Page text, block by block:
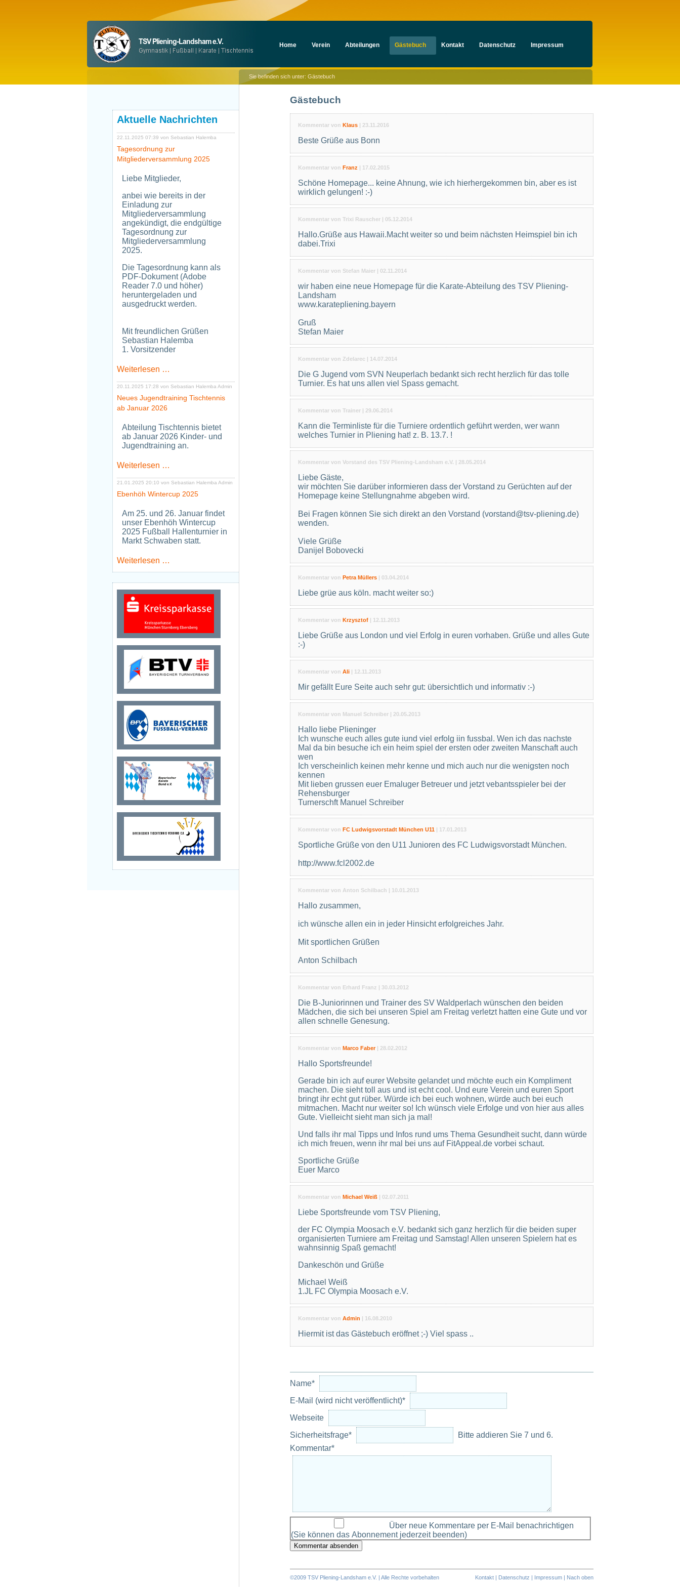
überspringen
Home Verein Abteilungen Gästebuch Kontakt Datenschutz Impressum
Sie befinden sich unter: Gästebuch
Aktuelle Nachrichten
22.11.2025 07:39 von Sebastian Halemba
Tagesordnung zur
Mitgliederversammlung 2025
Liebe Mitglieder,
anbei wie bereits in der
Einladung zur
Mitgliederversammlung
angekündigt, die endgültige
Tagesordnung zur
Mitgliederversammlung
2025.
Die Tagesordnung kann als
PDF-Dokument (Adobe
Reader 7.0 und höher)
heruntergeladen und
ausgedruckt werden.
Mit freundlichen Grüßen
Sebastian Halemba
1. Vorsitzender
Weiterlesen …
Mitgliederversammlung
2025
20.11.2025 17:28 von Sebastian Halemba Admin
Neues Jugendtraining Tischtennis
ab Januar 2026
Abteilung Tischtennis bietet
ab Januar 2026 Kinder- und
Jugendtraining an.
Weiterlesen …
Tischtennis
ab
2026
21.01.2025 20:10 von Sebastian Halemba Admin
Ebenhöh Wintercup 2025
Am 25. und 26. Januar findet
unser Ebenhöh Wintercup
2025 Fußball Hallenturnier in
Markt Schwaben statt.
Weiterlesen …
Gästebuch
Kommentar von Klaus | 23.11.2016
Beste Grüße aus Bonn
Kommentar von Franz | 17.02.2015
Schöne Homepage... keine Ahnung, wie ich hierhergekommen bin, aber es ist
wirklich gelungen! :-)
Kommentar von Trixi Rauscher | 05.12.2014
Hallo.Grüße aus Hawaii.Macht weiter so und beim nächsten Heimspiel bin ich
dabei.Trixi
Kommentar von Stefan Maier | 02.11.2014
wir haben eine neue Homepage für die Karate-Abteilung des TSV Pliening-
Landsham
www.karatepliening.bayern
Gruß
Stefan Maier
Kommentar von Zdelarec | 14.07.2014
Die G Jugend vom SVN Neuperlach bedankt sich recht herzlich für das tolle
Turnier. Es hat uns allen viel Spass gemacht.
Kommentar von Trainer | 29.06.2014
Kann die Terminliste für die Turniere ordentlich geführt werden, wer wann
welches Turnier in Pliening hat! z. B. 13.7. !
Kommentar von Vorstand des TSV Pliening-Landsham e.V. | 28.05.2014
Liebe Gäste,
wir möchten Sie darüber informieren dass der Vorstand zu Gerüchten auf der
Homepage keine Stellungnahme abgeben wird.
Bei Fragen können Sie sich direkt an den Vorstand (vorstand@tsv-pliening.de)
wenden.
Viele Grüße
Danijel Bobovecki
Kommentar von Petra Müllers | 03.04.2014
Liebe grüe aus köln. macht weiter so:)
Kommentar von Krzysztof | 12.11.2013
Liebe Grüße aus London und viel Erfolg in euren vorhaben. Grüße und alles Gute
:-)
Kommentar von Ali | 12.11.2013
Mir gefällt Eure Seite auch sehr gut: übersichtlich und informativ :-)
Kommentar von Manuel Schreiber | 20.05.2013
Hallo liebe Plieninger
Ich wunsche euch alles gute iund viel erfolg iin fussbal. Wen ich das nachste
Mal da bin besuche ich ein heim spiel der ersten oder zweiten Manschaft auch
wen
Ich verscheinlich keinen mehr kenne und mich auch nur die wenigsten noch
kennen
Mit lieben grussen euer Emaluger Betreuer und jetzt vebantsspieler bei der
Rehensburger
Turnerschft Manuel Schreiber
Kommentar von FC Ludwigsvorstadt München U11 | 17.01.2013
Sportliche Grüße von den U11 Junioren des FC Ludwigsvorstadt München.
http://www.fcl2002.de
Kommentar von Anton Schilbach | 10.01.2013
Hallo zusammen,
ich wünsche allen ein in jeder Hinsicht erfolgreiches Jahr.
Mit sportlichen Grüßen
Anton Schilbach
Kommentar von Erhard Franz | 30.03.2012
Die B-Juniorinnen und Trainer des SV Waldperlach wünschen den beiden
Mädchen, die sich bei unseren Spiel am Freitag verletzt hatten eine Gute und vor
allen schnelle Genesung.
Kommentar von Marco Faber| 28.02.2012
Hallo Sportsfreunde!
Gerade bin ich auf eurer Website gelandet und möchte euch ein Kompliment
machen. Die sieht toll aus und ist echt cool. Und eure Verein und euren Sport
bringt ihr echt gut rüber. Würde ich bei euch wohnen, würde auch bei euch
mitmachen. Macht nur weiter so! Ich wünsch viele Erfolge und von hier aus alles
Gute. Vielleicht sieht man sich ja mal!
Und falls ihr mal Tipps und Infos rund ums Thema Gesundheit sucht, dann würde
ich mich freuen, wenn ihr mal bei uns auf FitAppeal.de vorbei schaut.
Sportliche Grüße
Euer Marco
Kommentar von Michael Weiß | 02.07.2011
Liebe Sportsfreunde vom TSV Pliening,
der FC Olympia Moosach e.V. bedankt sich ganz herzlich für die beiden super
organisierten Turniere am Freitag und Samstag! Allen unseren Spielern hat es
wahnsinnig Spaß gemacht!
Dankeschön und Grüße
Michael Weiß
1.JL FC Olympia Moosach e.V.
Kommentar von Admin | 16.08.2010
Hiermit ist das Gästebuch eröffnet ;-) Viel spass ..
Pflichtfeld
Name*
Pflichtfeld
E-Mail (wird nicht veröffentlicht)*
Webseite
Pflichtfeld
Sicherheitsfrage*
Bitte addieren Sie 7 und 6.
Pflichtfeld
Kommentar*
Über neue Kommentare per E-Mail benachrichtigen
(Sie können das Abonnement jederzeit beenden)
Kommentar absenden
©2009 TSV Pliening-Landsham e.V. | Alle Rechte vorbehalten Kontakt | Datenschutz | Impressum | Nach oben